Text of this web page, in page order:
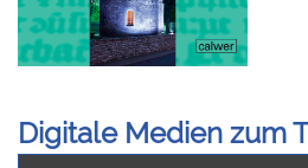
Digitale Medien zum